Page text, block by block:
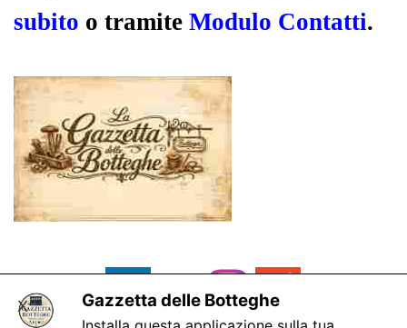
subito o tramite Modulo Contatti.
Gazzetta delle Botteghe
X